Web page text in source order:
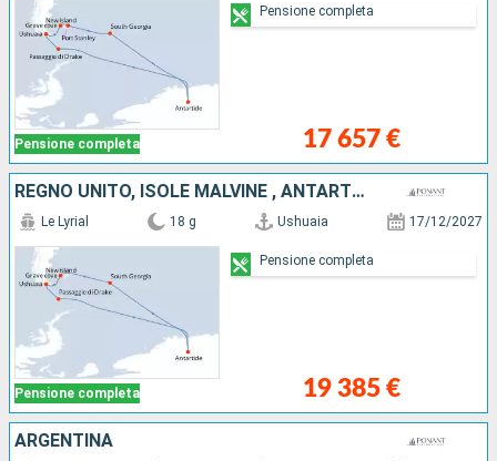
Pensione completa 17 657 €
Pensione completa
REGNO UNITO, ISOLE MALVINE , ANTARTICO, ARGENTINA
Pensione completa
Le Lyrial 18 g Ushuaia 17/12/2027
19 385 €
Pensione completa
ARGENTINA